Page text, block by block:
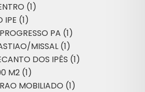
(1)
IPE (1)
PA (1)
MISSAL (1)
DOS IPÊS (1)
M2 (1)
MOBILIADO (1)